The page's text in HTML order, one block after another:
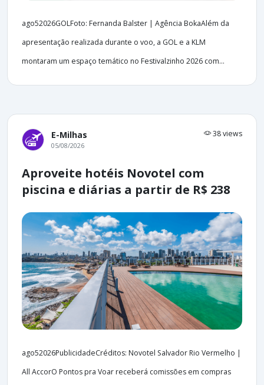
ago52026GOLFoto: Fernanda Balster | Agência BokaAlém da
apresentação realizada durante o voo, a GOL e a KLM
montaram um espaço temático no Festivalzinho 2026 com...
E-Milhas 38 views
05/08/2026
Aproveite hotéis Novotel com
piscina e diárias a partir de R$ 238
ago52026PublicidadeCréditos: Novotel Salvador Rio Vermelho |
All AccorO Pontos pra Voar receberá comissões em compras